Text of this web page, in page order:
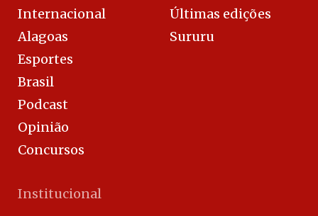
Internacional
Alagoas
Esportes
Brasil
Podcast
Opinião
Concursos
Últimas edições
Sururu
Institucional